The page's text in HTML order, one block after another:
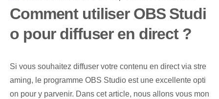
Comment utiliser OBS Studi
o pour diffuser en direct ?
Si vous souhaitez diffuser votre contenu en direct via stre
aming, le programme OBS Studio est une excellente opti
on pour y parvenir. Dans cet article, nous allons vous mon